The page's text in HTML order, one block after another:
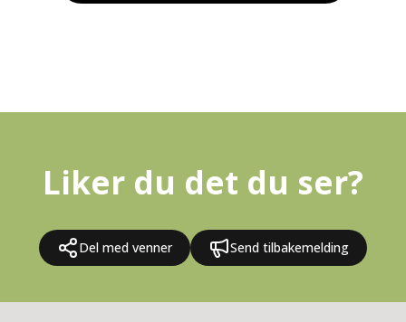
Liker du det du ser?
Del med venner Send tilbakemelding